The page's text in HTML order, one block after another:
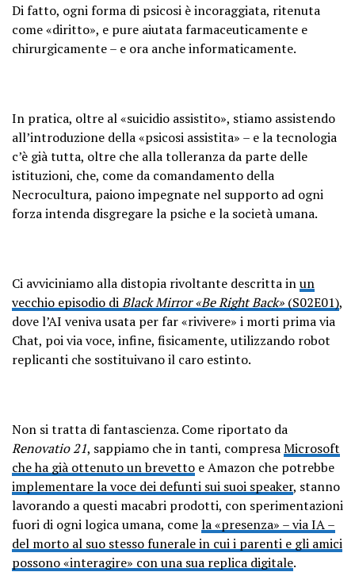
Di fatto, ogni forma di psicosi è incoraggiata, ritenuta
come «diritto», e pure aiutata farmaceuticamente e
chirurgicamente – e ora anche informaticamente.
In pratica, oltre al «suicidio assistito», stiamo assistendo
all’introduzione della «psicosi assistita» – e la tecnologia
c’è già tutta, oltre che alla tolleranza da parte delle
istituzioni, che, come da comandamento della
Necrocultura, paiono impegnate nel supporto ad ogni
forza intenda disgregare la psiche e la società umana.
Ci avviciniamo alla distopia rivoltante descritta inun
vecchio episodio diBlack Mirror «Be Right Back» (S02E01),
dove l’AI veniva usata per far «rivivere» i morti prima via
Chat, poi via voce, infine, fisicamente, utilizzando robot
replicanti che sostituivano il caro estinto.
Non si tratta di fantascienza. Come riportato da
Renovatio 21, sappiamo che in tanti, compresaMicrosoft
che ha già ottenuto un brevetto e Amazon che potrebbe
implementare la voce dei defunti sui suoi speaker, stanno
lavorando a questi macabri prodotti, con sperimentazioni
fuori di ogni logica umana, comela «presenza» – via IA –
del morto al suo stesso funerale in cui i parenti e gli amici
possono «interagire» con una sua replica digitale.